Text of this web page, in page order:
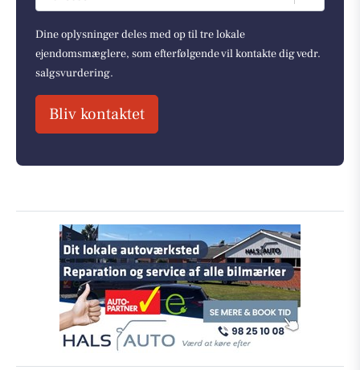
Dine oplysninger deles med op til tre lokale
ejendomsmæglere, som efterfølgende vil kontakte dig vedr.
salgsvurdering.
Bliv kontaktet